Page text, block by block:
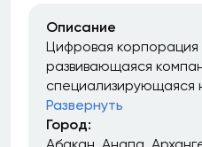
Описание
Цифровая
развивающаяся
специализирующаяся
Развернуть
Город: